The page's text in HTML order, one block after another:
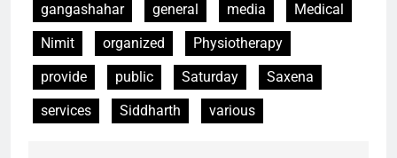
gangashahar
general media
Medical
Nimit
organized
Physiotherapy
provide
public Saturday
Saxena
services
Siddharth various